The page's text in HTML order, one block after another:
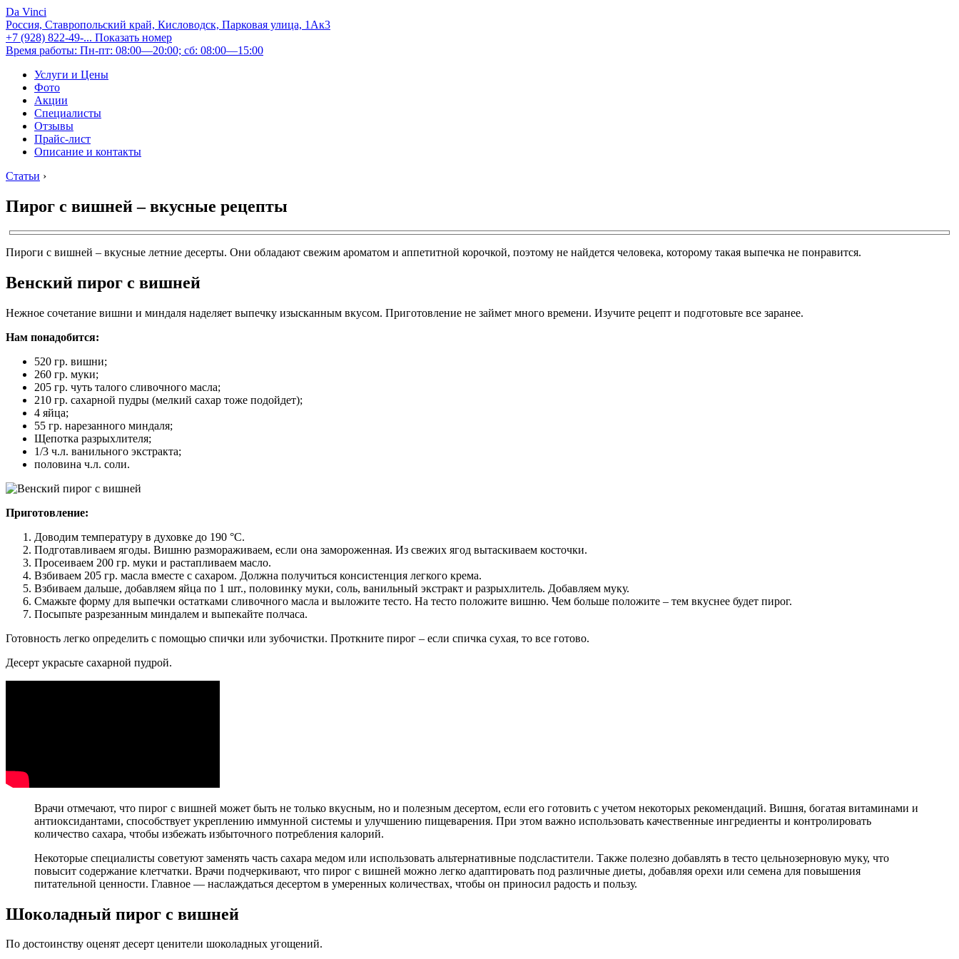
Da Vinci
Россия, Ставропольский край, Кисловодск, Парковая улица, 1Ак3
+7 (928) 822-49-... Показать номер
Время работы: Пн-пт: 08:00—20:00; сб: 08:00—15:00
Услуги и Цены
Фото
Акции
Специалисты
Отзывы
Прайс-лист
Описание и контакты
Статьи ›
Пирог с вишней – вкусные рецепты
Пироги с вишней – вкусные летние десерты. Они обладают свежим ароматом и аппетитной корочкой, поэтому не найдется человека, которому такая выпечка не понравится.
Венский пирог с вишней
Нежное сочетание вишни и миндаля наделяет выпечку изысканным вкусом. Приготовление не займет много времени. Изучите рецепт и подготовьте все заранее.
Нам понадобится:
520 гр. вишни;
260 гр. муки;
205 гр. чуть талого сливочного масла;
210 гр. сахарной пудры (мелкий сахар тоже подойдет);
4 яйца;
55 гр. нарезанного миндаля;
Щепотка разрыхлителя;
1/3 ч.л. ванильного экстракта;
половина ч.л. соли.
Приготовление:
Доводим температуру в духовке до 190 °С.
Подготавливаем ягоды. Вишню размораживаем, если она замороженная. Из свежих ягод вытаскиваем косточки.
Просеиваем 200 гр. муки и растапливаем масло.
Взбиваем 205 гр. масла вместе с сахаром. Должна получиться консистенция легкого крема.
Взбиваем дальше, добавляем яйца по 1 шт., половинку муки, соль, ванильный экстракт и разрыхлитель. Добавляем муку.
Смажьте форму для выпечки остатками сливочного масла и выложите тесто. На тесто положите вишню. Чем больше положите – тем вкуснее будет пирог.
Посыпьте разрезанным миндалем и выпекайте полчаса.
Готовность легко определить с помощью спички или зубочистки. Проткните пирог – если спичка сухая, то все готово.
Десерт украсьте сахарной пудрой.
Врачи отмечают, что пирог с вишней может быть не только вкусным, но и полезным десертом, если его готовить с учетом некоторых рекомендаций. Вишня, богатая витаминами и
антиоксидантами, способствует укреплению иммунной системы и улучшению пищеварения. При этом важно использовать качественные ингредиенты и контролировать
количество сахара, чтобы избежать избыточного потребления калорий.
Некоторые специалисты советуют заменять часть сахара медом или использовать альтернативные подсластители. Также полезно добавлять в тесто цельнозерновую муку, что
повысит содержание клетчатки. Врачи подчеркивают, что пирог с вишней можно легко адаптировать под различные диеты, добавляя орехи или семена для повышения
питательной ценности. Главное — наслаждаться десертом в умеренных количествах, чтобы он приносил радость и пользу.
Шоколадный пирог с вишней
По достоинству оценят десерт ценители шоколадных угощений.